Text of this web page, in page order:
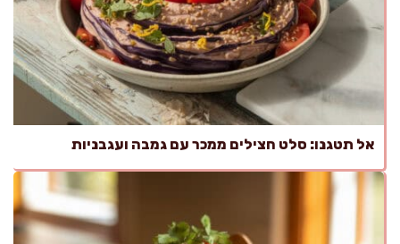
אל תטגנו: סלט חצילים ממכר עם גמבה ועגבניות